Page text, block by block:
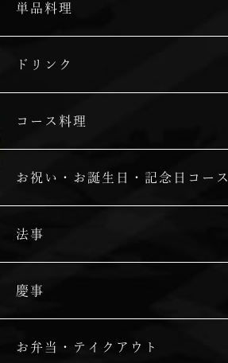
単品料理
ドリンク
コース料理
お祝い・お誕生日・記念日コース
法事
慶事
お弁当・テイクアウト